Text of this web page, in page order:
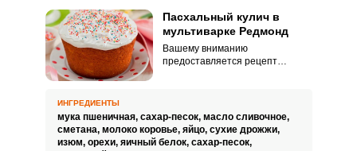
Пасхальный кулич в
мультиварке Редмонд
Вашему вниманию
предоставляется рецепт
«РедМонд» и со стандартным
набором программ. Кулич в
мультиварке готовится так же,
ИНГРЕДИЕНТЫ
мука пшеничная, сахар-песок, масло сливочное,
сметана, молоко коровье, яйцо, сухие дрожжи,
изюм, орехи, яичный белок, сахар-песок,